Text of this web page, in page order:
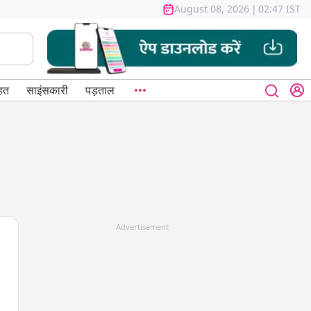
August 08, 2026 | 02:47 IST
साइंसकारी पड़ताल
Advertisement